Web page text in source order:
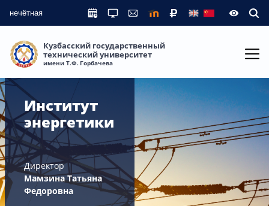
нечётная
Кузбасский государственный
технический университет
имени Т.Ф. Горбачева
Институт
энергетики
Директор
Мамзина Татьяна
Федоровна